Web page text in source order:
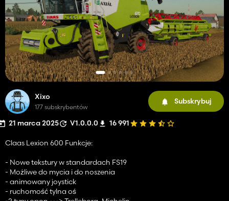
Xixo
177 subskrybentów
Subskrybuj
21 marca 2025 V1.0.0.0 16 991
Claas Lexion 600 Funkcje:
- Nowe tekstury w standardach FS19
- Możliwe do mycia i do noszenia
- animowany joystick
- ruchomość tylna oś